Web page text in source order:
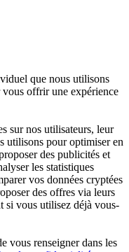
que nous utilisons
vous offrir une expérience
sur nos utilisateurs, leur
utilisons pour optimiser en
des publicités et
les statistiques
vos données cryptées
des offres via leurs
si vous utilisez déjà vous-
vous renseigner dans les